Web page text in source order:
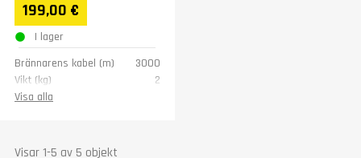
199,00 €
I lager
Brännarens kabel (m)
3000
Vikt (kg)
2
Visa alla
Visar 1-5 av 5 objekt